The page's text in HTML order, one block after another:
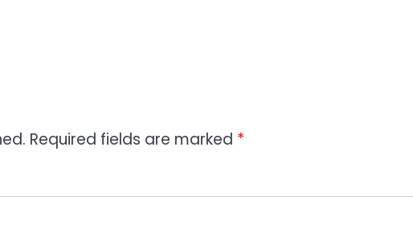
Required fields are marked *